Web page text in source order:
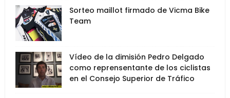
Sorteo maillot firmado de Vicma Bike
Team
Vídeo de la dimisión Pedro Delgado
como reprensentante de los ciclistas
en el Consejo Superior de Tráfico